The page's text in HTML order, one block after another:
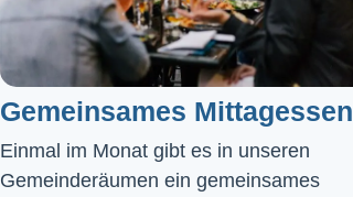
Gemeinsames Mittagessen
Einmal im Monat gibt es in unseren
Gemeinderäumen ein gemeinsames